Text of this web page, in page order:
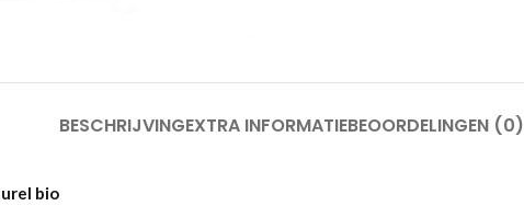
BESCHRIJVINGEXTRA INFORMATIEBEOORDELINGEN (0)
bio